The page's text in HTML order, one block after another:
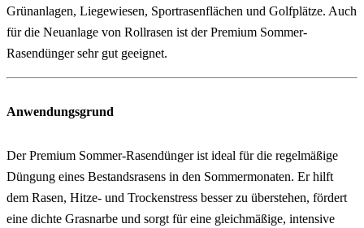
Grünanlagen, Liegewiesen, Sportrasenflächen und Golfplätze. Auch
für die Neuanlage von Rollrasen ist der Premium Sommer-
Rasendünger sehr gut geeignet.
Anwendungsgrund
Der Premium Sommer-Rasendünger ist ideal für die regelmäßige
Düngung eines Bestandsrasens in den Sommermonaten. Er hilft
dem Rasen, Hitze- und Trockenstress besser zu überstehen, fördert
eine dichte Grasnarbe und sorgt für eine gleichmäßige, intensive